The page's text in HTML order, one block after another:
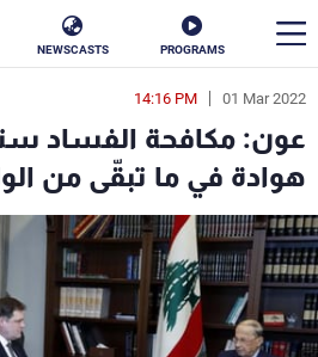
PROGRAMS
NEWSCASTS
01 Mar 2022
14:16 PM
عون: مكافحة الفساد
هوادة في ما تبقّى من
en
الأخبار
سياسة
إقتصاد فن
منوعات